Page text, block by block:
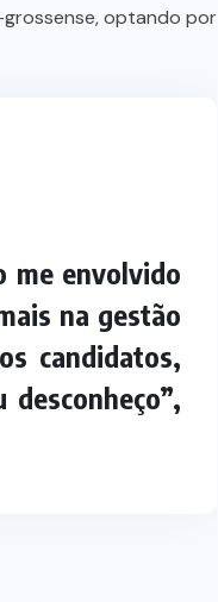
optando por
me envolvido
na gestão
candidatos,